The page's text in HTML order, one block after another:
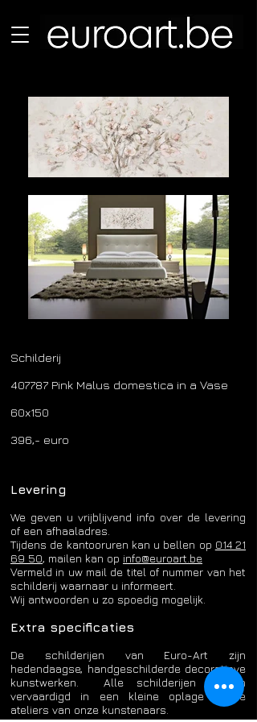
Schilderij
407787 Pink Malus domestica in a Vase
60x150
396,- euro
Levering
We geven u vrijblijvend info over de levering
of een afhaaladres.
Tijdens de kantooruren kan u bellen op 014 21
69 50, mailen kan op info@euroart.be
​Vermeld in uw mail de titel of nummer van het
schilderij waarnaar u informeert.
Wij antwoorden u zo spoedig mogelijk.
Extra specificaties
De schilderijen van Euro-Art zijn
hedendaagse, handgeschilderde decoratieve
kunstwerken. Alle schilderijen worden
vervaardigd in een kleine oplage in de
ateliers van onze kunstenaars.